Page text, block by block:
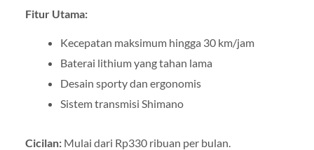
Fitur Utama:
Kecepatan maksimum hingga 30 km/jam
Baterai lithium yang tahan lama
Desain sporty dan ergonomis
Sistem transmisi Shimano
Cicilan:Mulai dari Rp330 ribuan per bulan.